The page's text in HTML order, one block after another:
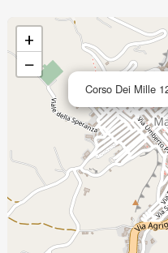
Corso Dei Mille
+
−